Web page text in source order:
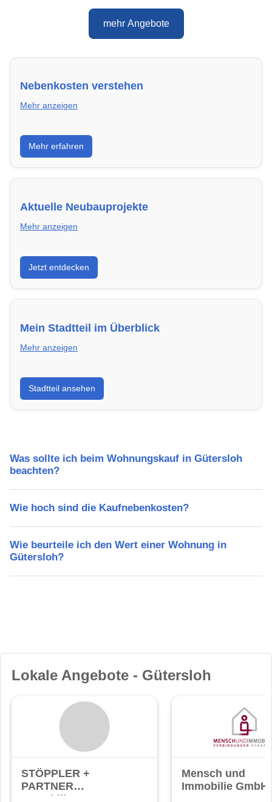
mehr Angebote
Nebenkosten verstehen
Mehr anzeigen
Erfahre, welche Nebenkosten rechtmäßig sind und
wie du deine monatliche Belastung optimieren
kannst.
Mehr erfahren
Aktuelle Neubauprojekte
Mehr anzeigen
Entdecke Neubauprojekte in Gütersloh – modern,
energieeffizient und sofort bezugsfertig.
Jetzt entdecken
Mein Stadtteil im Überblick
Mehr anzeigen
Erfahre mehr über deinen Stadtteil in Gütersloh:
Lebensqualität, Verkehrsanbindung, Schulen,
Freizeitmöglichkeiten und Mietpreise.
Stadtteil ansehen
Was sollte ich beim Wohnungskauf in Gütersloh
beachten?
Wie hoch sind die Kaufnebenkosten?
Wie beurteile ich den Wert einer Wohnung in
Gütersloh?
Lokale Angebote - Gütersloh
STÖPPLER +
PARTNER
Immobilien
Mensch und
Immobilie GmbH